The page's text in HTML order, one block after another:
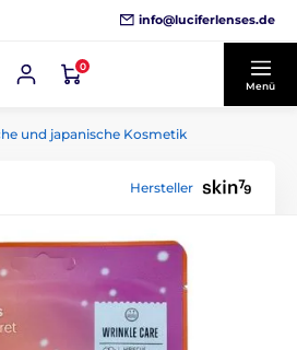
info@luciferlenses.de
0
Menü
und japanische Kosmetik
Hersteller